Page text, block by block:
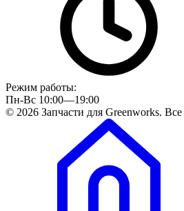
Режим работы:
Пн-Вс 10:00—19:00
© 2026 Запчасти для Greenworks.